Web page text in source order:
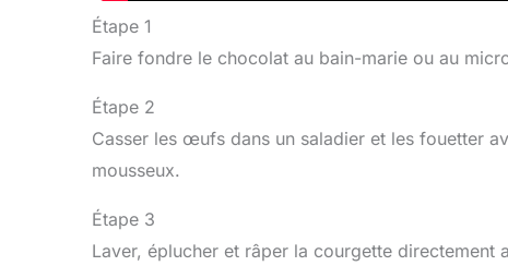
Étape 1
Faire fondre le chocolat au bain-marie ou au
Étape 2
Casser les œufs dans un saladier et les fouetter
mousseux.
Étape 3
Laver, éplucher et râper la courgette